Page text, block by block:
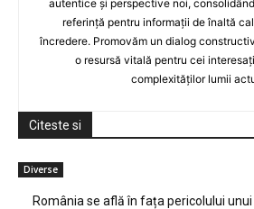
autentice și perspective noi,
referință pentru informații de înaltă
încredere. Promovăm un dialog
o resursă vitală pentru cei
complexităților lumii
Citeste si
Diverse
România se află în fața pericolului